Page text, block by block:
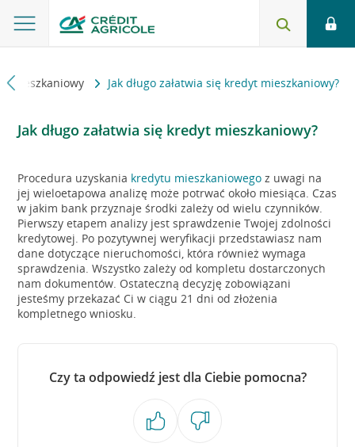
mieszkaniowy Jak długo załatwia się kredyt mieszkaniowy?
Jak długo załatwia się kredyt mieszkaniowy?
Procedura uzyskania kredytu mieszkaniowego z uwagi na
jej wieloetapowa analizę może potrwać około miesiąca. Czas
w jakim bank przyznaje środki zależy od wielu czynników.
Pierwszy etapem analizy jest sprawdzenie Twojej zdolności
kredytowej. Po pozytywnej weryfikacji przedstawiasz nam
dane dotyczące nieruchomości, która również wymaga
sprawdzenia. Wszystko zależy od kompletu dostarczonych
nam dokumentów. Ostateczną decyzję zobowiązani
jesteśmy przekazać Ci w ciągu 21 dni od złożenia
kompletnego wniosku.
Czy ta odpowiedź jest dla Ciebie pomocna?